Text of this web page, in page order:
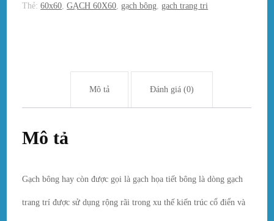
Thẻ:60x60 ,GẠCH 60X60 gạch bông gach trang tri
Mô tả Đánh giá (0)
Mô tả
Gạch bông hay còn được gọi là gạch họa tiết bông là dòng gạch
trang trí được sử dụng rộng rãi trong xu thế kiến trúc cổ điển và